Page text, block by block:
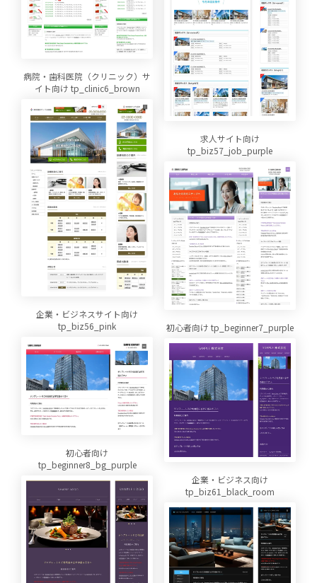
病院・歯科医院（クリニック）サ
イト向け tp_clinic6_brown
求人サイト向け
tp_biz57_job_purple
企業・ビジネスサイト向け
tp_biz56_pink
初心者向け tp_beginner7_purple
初心者向け
tp_beginner8_bg_purple
企業・ビジネス向け
tp_biz61_black_room